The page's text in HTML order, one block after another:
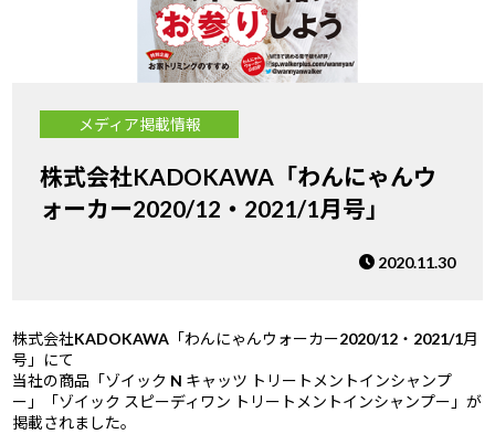
メディア掲載情報
株式会社KADOKAWA「わんにゃんウ
ォーカー2020/12・2021/1月号」
2020.11.30
株式会社KADOKAWA「わんにゃんウォーカー2020/12・2021/1月
号」にて
当社の商品「ゾイック N キャッツ トリートメントインシャンプ
ー」「ゾイック スピーディワン トリートメントインシャンプー」が
掲載されました。